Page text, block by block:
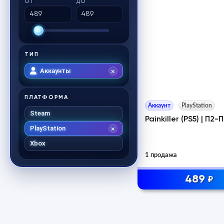
ОТ ДО
ТИП
Аккаунты
ПЛАТФОРМА
Steam
PlayStation
Xbox
Аккаунт PlayStation
Painkiller (PS5) | П2-
1 продажа
489 ₽